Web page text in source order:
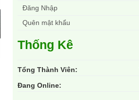
Đăng Nhập
Quên mật khẩu
Thống Kê
Tổng Thành Viên:
Đang Online: